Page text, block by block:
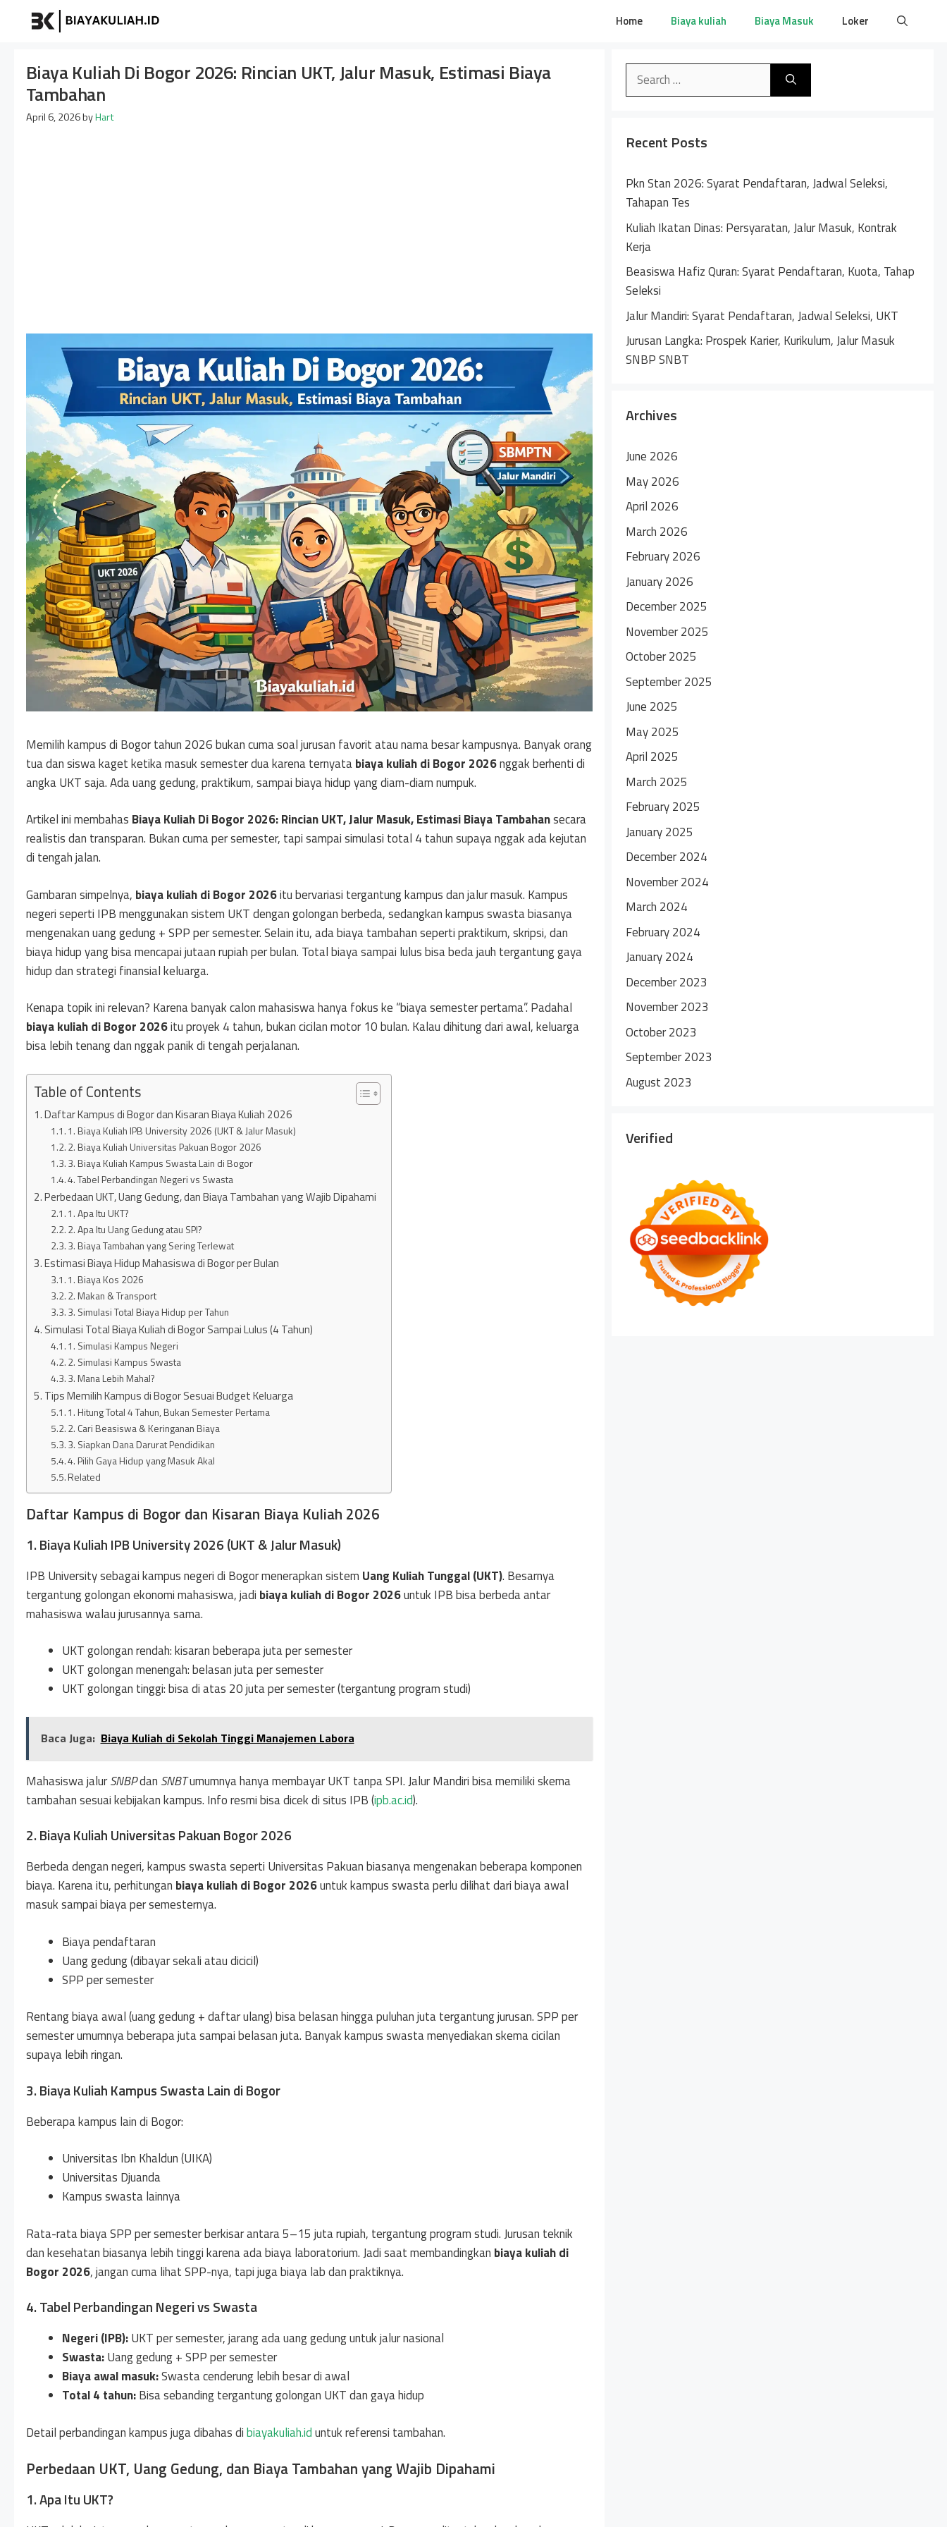
Home Biaya kuliah Biaya Masuk Loker
Biaya Kuliah Di Bogor 2026: Rincian UKT, Jalur Masuk, Estimasi Biaya
Tambahan
April 6, 2026byHart
Memilih kampus di Bogor tahun 2026 bukan cuma soal jurusan favorit atau nama besar kampusnya. Banyak orang
tua dan siswa kaget ketika masuk semester dua karena ternyatabiaya kuliah di Bogor 2026nggak berhenti di
angka UKT saja. Ada uang gedung, praktikum, sampai biaya hidup yang diam-diam numpuk.
Artikel ini membahas Biaya Kuliah Di Bogor 2026: Rincian UKT, Jalur Masuk, Estimasi Biaya Tambahansecara
realistis dan transparan. Bukan cuma per semester, tapi sampai simulasi total 4 tahun supaya nggak ada kejutan
di tengah jalan.
Gambaran simpelnya, biaya kuliah di Bogor 2026itu bervariasi tergantung kampus dan jalur masuk. Kampus
negeri seperti IPB menggunakan sistem UKT dengan golongan berbeda, sedangkan kampus swasta biasanya
mengenakan uang gedung + SPP per semester. Selain itu, ada biaya tambahan seperti praktikum, skripsi, dan
biaya hidup yang bisa mencapai jutaan rupiah per bulan. Total biaya sampai lulus bisa beda jauh tergantung gaya
hidup dan strategi finansial keluarga.
Kenapa topik ini relevan? Karena banyak calon mahasiswa hanya fokus ke “biaya semester pertama”. Padahal
biaya kuliah di Bogor 2026itu proyek 4 tahun, bukan cicilan motor 10 bulan. Kalau dihitung dari awal, keluarga
bisa lebih tenang dan nggak panik di tengah perjalanan.
Table of Contents
Daftar Kampus di Bogor dan Kisaran Biaya Kuliah 2026
1. Biaya Kuliah IPB University 2026 (UKT & Jalur Masuk)
2. Biaya Kuliah Universitas Pakuan Bogor 2026
3. Biaya Kuliah Kampus Swasta Lain di Bogor
4. Tabel Perbandingan Negeri vs Swasta
Perbedaan UKT, Uang Gedung, dan Biaya Tambahan yang Wajib Dipahami
1. Apa Itu UKT?
2. Apa Itu Uang Gedung atau SPI?
3. Biaya Tambahan yang Sering Terlewat
Estimasi Biaya Hidup Mahasiswa di Bogor per Bulan
1. Biaya Kos 2026
2. Makan & Transport
3. Simulasi Total Biaya Hidup per Tahun
Simulasi Total Biaya Kuliah di Bogor Sampai Lulus (4 Tahun)
1. Simulasi Kampus Negeri
2. Simulasi Kampus Swasta
3. Mana Lebih Mahal?
Tips Memilih Kampus di Bogor Sesuai Budget Keluarga
1. Hitung Total 4 Tahun, Bukan Semester Pertama
2. Cari Beasiswa & Keringanan Biaya
3. Siapkan Dana Darurat Pendidikan
4. Pilih Gaya Hidup yang Masuk Akal
Related
Daftar Kampus di Bogor dan Kisaran Biaya Kuliah 2026
1. Biaya Kuliah IPB University 2026 (UKT & Jalur Masuk)
IPB University sebagai kampus negeri di Bogor menerapkan sistem Uang Kuliah Tunggal (UKT). Besarnya
tergantung golongan ekonomi mahasiswa, jadi biaya kuliah di Bogor 2026untuk IPB bisa berbeda antar
mahasiswa walau jurusannya sama.
UKT golongan rendah: kisaran beberapa juta per semester
UKT golongan menengah: belasan juta per semester
UKT golongan tinggi: bisa di atas 20 juta per semester (tergantung program studi)
Baca Juga: Biaya Kuliah di Sekolah Tinggi Manajemen Labora
Mahasiswa jalurSNBPdan SNBTumumnya hanya membayar UKT tanpa SPI. Jalur Mandiri bisa memiliki skema
tambahan sesuai kebijakan kampus. Info resmi bisa dicek di situs IPB (ipb.ac.id).
2. Biaya Kuliah Universitas Pakuan Bogor 2026
Berbeda dengan negeri, kampus swasta seperti Universitas Pakuan biasanya mengenakan beberapa komponen
biaya. Karena itu, perhitungan biaya kuliah di Bogor 2026untuk kampus swasta perlu dilihat dari biaya awal
masuk sampai biaya per semesternya.
Biaya pendaftaran
Uang gedung (dibayar sekali atau dicicil)
SPP per semester
Rentang biaya awal (uang gedung + daftar ulang) bisa belasan hingga puluhan juta tergantung jurusan. SPP per
semester umumnya beberapa juta sampai belasan juta. Banyak kampus swasta menyediakan skema cicilan
supaya lebih ringan.
3. Biaya Kuliah Kampus Swasta Lain di Bogor
Beberapa kampus lain di Bogor:
Universitas Ibn Khaldun (UIKA)
Universitas Djuanda
Kampus swasta lainnya
Rata-rata biaya SPP per semester berkisar antara 5–15 juta rupiah, tergantung program studi. Jurusan teknik
dan kesehatan biasanya lebih tinggi karena ada biaya laboratorium. Jadi saat membandingkan biaya kuliah di
Bogor 2026, jangan cuma lihat SPP-nya, tapi juga biaya lab dan praktiknya.
4. Tabel Perbandingan Negeri vs Swasta
Negeri (IPB):UKT per semester, jarang ada uang gedung untuk jalur nasional
Swasta:Uang gedung + SPP per semester
Biaya awal masuk:Swasta cenderung lebih besar di awal
Total 4 tahun:Bisa sebanding tergantung golongan UKT dan gaya hidup
Detail perbandingan kampus juga dibahas dibiayakuliah.iduntuk referensi tambahan.
Perbedaan UKT, Uang Gedung, dan Biaya Tambahan yang Wajib Dipahami
1. Apa Itu UKT?
Search
Recent Posts
Pkn Stan 2026: Syarat Pendaftaran, Jadwal Seleksi,
Tahapan Tes
Kuliah Ikatan Dinas: Persyaratan, Jalur Masuk, Kontrak
Kerja
Beasiswa Hafiz Quran: Syarat Pendaftaran, Kuota, Tahap
Seleksi
Jalur Mandiri: Syarat Pendaftaran, Jadwal Seleksi, UKT
Jurusan Langka: Prospek Karier, Kurikulum, Jalur Masuk
SNBP SNBT
Archives
June 2026
May 2026
April 2026
March 2026
February 2026
January 2026
December 2025
November 2025
October 2025
September 2025
June 2025
May 2025
April 2025
March 2025
February 2025
January 2025
December 2024
November 2024
March 2024
February 2024
January 2024
December 2023
November 2023
October 2023
September 2023
August 2023
Verified